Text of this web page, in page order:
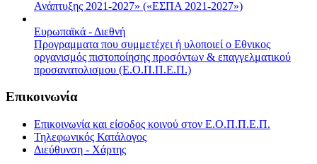
Ανάπτυξης 2021-2027» («ΕΣΠΑ 2021-2027»)
Ευρωπαϊκά - Διεθνή
Προγραμματα που συμμετέχει ή υλοποιεί ο Εθνικος
οργανισμός πιστοποίησης προσόντων & επαγγελματικού
προσανατολισμου (Ε.Ο.Π.Π.Ε.Π.)
Επικοινωνία
Επικοινωνία και είσοδος κοινού στον Ε.Ο.Π.Π.Ε.Π.
Τηλεφωνικός Κατάλογος
Διεύθυνση - Χάρτης